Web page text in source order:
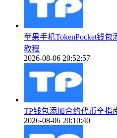
苹果手机TokenPocket钱
教程
2026-08-06 20:52:57
TP钱包添加合约代币全指
2026-08-06 20:10:40